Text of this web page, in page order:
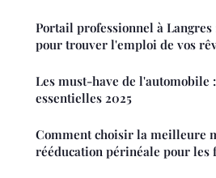
Portail professionnel à
pour trouver l'emploi de vos
Les must-have de l'automobile
essentielles 2025
Comment choisir la meilleure
rééducation périnéale pour les